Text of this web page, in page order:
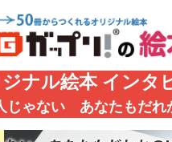
ナル絵本 インタ
じゃない あなたもだれ